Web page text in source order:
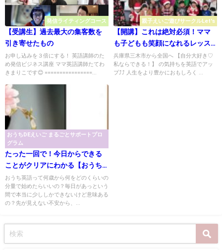
発信ライティングコース
【受講生】過去最大の集客数を
引き寄せたもの
お申し込みを３倍にする！ 英語講師のた
め発信ビジネス講座 ママ英語講師たてわ
きまりこです😊 ================...
親子えいご遊びサークルLet's
【開講】これは絶対必須！ママ
も子どもも笑顔になれるレッス
ンのヒミツ
兵庫県三木市から全国へ 【自分大好き♡
私ならできる！】 の気持ちを英語でアッ
プ⤴⤴ 人生をより豊かにおもしろく ...
おうちDEえいご まるごとサポートプロ
グラム
たった一回で！今日からできる
ことがクリアにわかる【おうち
英語なんでも相談会】
おうち英語って何歳から何をどのくらいの
分量で始めたらいいの？毎日があっという
間で本当に少ししかできないけど意味ある
の？先が見えない不安から、...